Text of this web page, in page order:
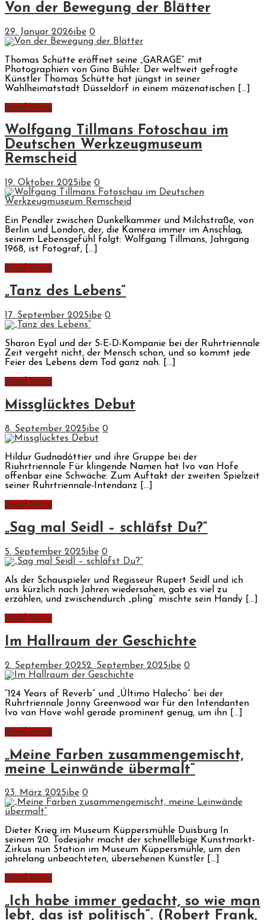
Von der Bewegung der Blätter
29. Januar 2026ibe 0
Thomas Schütte eröffnet seine „GARAGE“ mit
Photographien von Gino Bühler. Der weltweit gefragte
Künstler Thomas Schütte hat jüngst in seiner
Wahlheimatstadt Düsseldorf in einem mäzenatischen […]
Read More
Wolfgang Tillmans Fotoschau im
Deutschen Werkzeugmuseum
Remscheid
19. Oktober 2025ibe 0
Ein Pendler zwischen Dunkelkammer und Milchstraße, von
Berlin und London, der, die Kamera immer im Anschlag,
seinem Lebensgefühl folgt: Wolfgang Tillmans, Jahrgang
1968, ist Fotograf, […]
Read More
„Tanz des Lebens“
17. September 2025ibe 0
Sharon Eyal und der S-E-D-Kompanie bei der Ruhrtriennale
Zeit vergeht nicht, der Mensch schon, und so kommt jede
Feier des Lebens dem Tod ganz nah. […]
Read More
Missglücktes Debut
8. September 2025ibe 0
Hildur Gudnadóttier und ihre Gruppe bei der
Riuhrtriennale Für klingende Namen hat Ivo van Hofe
offenbar eine Schwäche: Zum Auftakt der zweiten Spielzeit
seiner Ruhrtriennale-Intendanz […]
Read More
„Sag mal Seidl – schläfst Du?“
5. September 2025ibe 0
Als der Schauspieler und Regisseur Rupert Seidl und ich
uns kürzlich nach Jahren wiedersahen, gab es viel zu
erzählen, und zwischendurch „pling“ mischte sein Handy […]
Read More
Im Hallraum der Geschichte
2. September 20252. September 2025ibe 0
“124 Years of Reverb” und „Último Halecho” bei der
Ruhrtriennale Jonny Greenwood war für den Intendanten
Ivo van Hove wohl gerade prominent genug, um ihn […]
Read More
„Meine Farben zusammengemischt,
meine Leinwände übermalt“
23. März 2025ibe 0
Dieter Krieg im Museum Küppersmühle Duisburg In
seinem 20. Todesjahr macht der schnelllebige Kunstmarkt-
Zirkus nun Station im Museum Küppersmühle, um den
jahrelang unbeachteten, übersehenen Künstler […]
Read More
„Ich habe immer gedacht, so wie man
lebt, das ist politisch“. (Robert Frank,